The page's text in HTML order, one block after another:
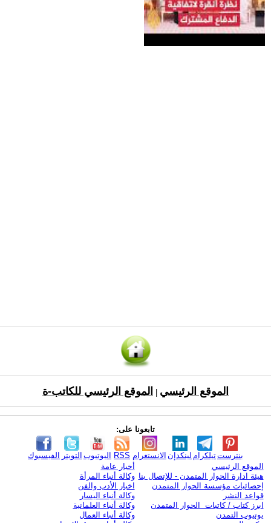
الموقع الرئيسي الموقع الرئيسي للكاتب-ة
تابعونا على:
الفيسبوك التويتر اليوتيوب RSS الانستغرام لينكدإن تيلكرامبنترست
الموقع الرئيسي
هيئة ادارة الحوار المتمدن - للإتصال بنا
إحصائيات مؤسسة الحوار المتمدن
قواعد النشر
ابرز كتاب / كاتبات الحوار المتمدن
يوتيوب التمدن
أخبار عامة
وكالة أنباء المرأة
اخبار الأدب والفن
وكالة أنباء اليسار
وكالة أنباء العلمانية
وكالة أنباء العمال